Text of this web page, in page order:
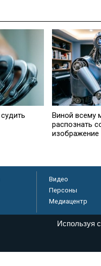
Виной всему
распознать
изображение
Видео
Персоны
Медиацентр
связи, информационных
Используя